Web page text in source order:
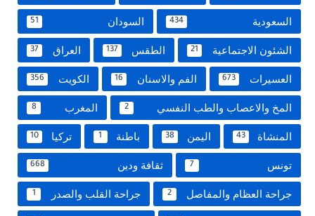
السعودية 434 السودان 51
الشئون الاجتماعية 21 الطقس 137 العراق 37
العسيرات 673 الفم والاسنان 16 الكويت 356
المخ والاعصاب والطب النفسي 2 المغرب 8
المنشاة 43 اليمن 38 باطنة 1 تركيا 10
تونس 7 ثقافة ودين 668
جراحة العظام والمفاصل 2 جراحة القلب والصدر 1